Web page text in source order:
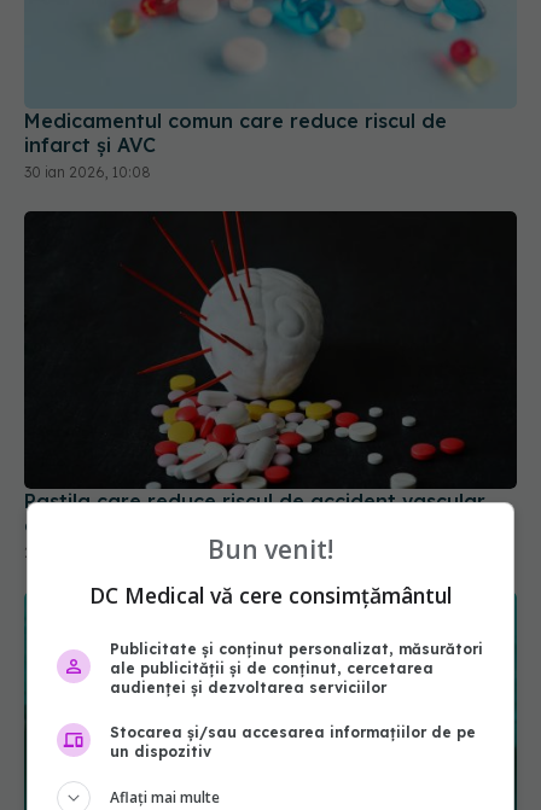
Medicamentul comun care reduce riscul de
infarct și AVC
30 ian 2026, 10:08
Pastila care reduce riscul de accident vascular
cerebral fără să provoace sângerări
22 apr 2026, 10:48 Bun venit!
DC Medical vă cere consimțământul
Publicitate și conținut personalizat, măsurători
ale publicității și de conținut, cercetarea
audienței și dezvoltarea serviciilor
Stocarea și/sau accesarea informațiilor de pe
un dispozitiv
Aflați mai multe